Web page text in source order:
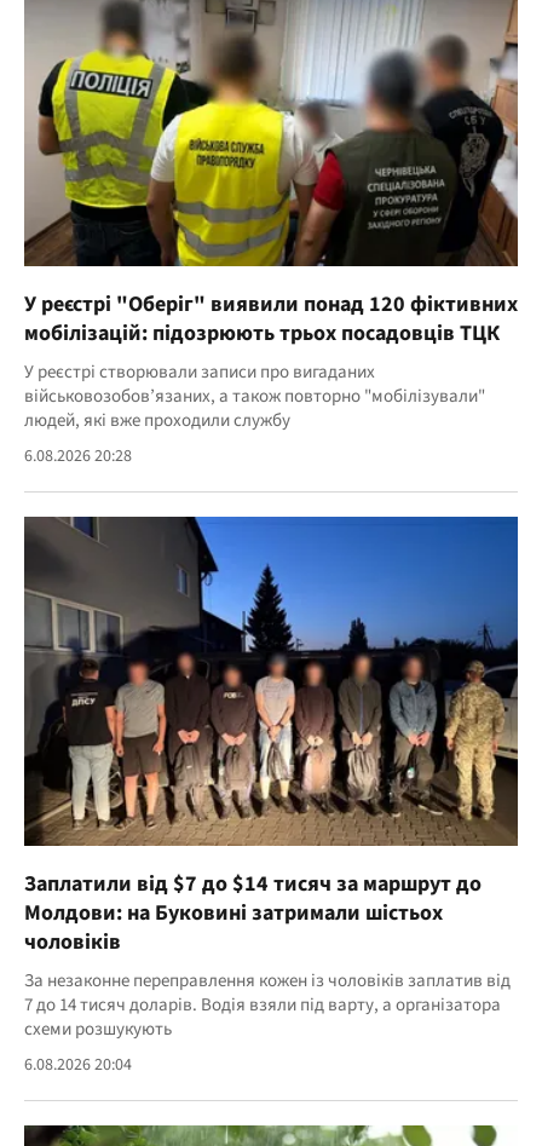
У реєстрі "Оберіг" виявили понад 120 фіктивних
мобілізацій: підозрюють трьох посадовців ТЦК
У реєстрі створювали записи про вигаданих
військовозобов’язаних, а також повторно "мобілізували"
людей, які вже проходили службу
6.08.2026 20:28
Заплатили від $7 до $14 тисяч за маршрут до
Молдови: на Буковині затримали шістьох
чоловіків
За незаконне переправлення кожен із чоловіків заплатив від
7 до 14 тисяч доларів. Водія взяли під варту, а організатора
схеми розшукують
6.08.2026 20:04